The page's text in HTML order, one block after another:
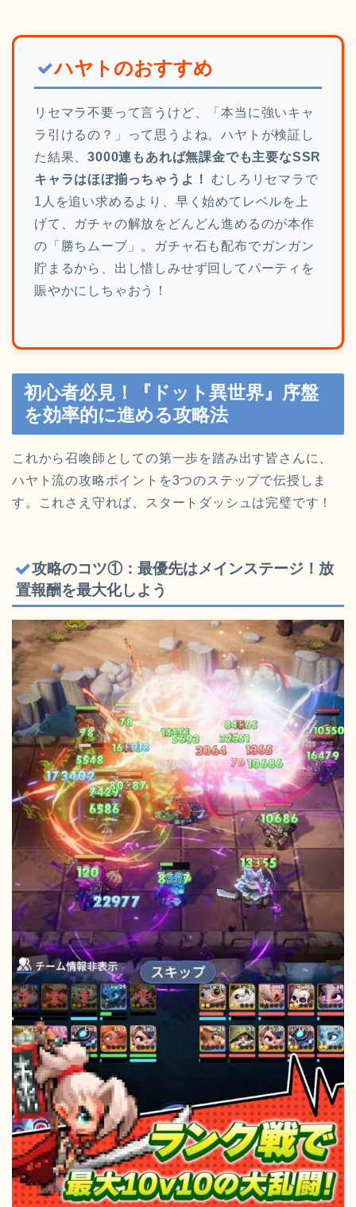
ハヤトのおすすめ
リセマラ不要って言うけど、「本当に強いキャ
ラ引けるの？」って思うよね。ハヤトが検証し
た結果、3000連もあれば無課金でも主要なSSR
キャラはほぼ揃っちゃうよ！
むしろリセマラで
1人を追い求めるより、早く始めてレベルを上
げて、ガチャの解放をどんどん進めるのが本作
の「勝ちムーブ」。ガチャ石も配布でガンガン
貯まるから、出し惜しみせず回してパーティを
賑やかにしちゃおう！
初心者必見！『ドット異世界』序盤
を効率的に進める攻略法
これから召喚師としての第一歩を踏み出す皆さんに、
ハヤト流の攻略ポイントを3つのステップで伝授しま
す。これさえ守れば、スタートダッシュは完璧です！
攻略のコツ①：最優先はメインステージ！放
置報酬を最大化しよう